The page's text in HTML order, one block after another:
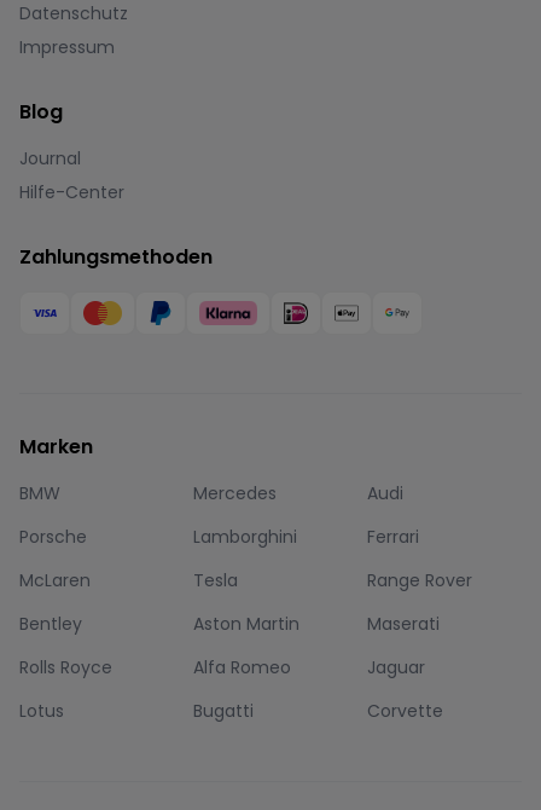
Datenschutz
Impressum
Blog
Journal
Hilfe-Center
Zahlungsmethoden
Marken
BMW Mercedes
Audi
Porsche
Lamborghini
Ferrari
McLaren
Tesla
Range Rover
Bentley
Aston Martin
Maserati
Rolls Royce
Alfa Romeo
Jaguar
Lotus
Bugatti Corvette